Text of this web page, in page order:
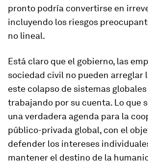
pronto podría convertirse en
incluyendo los riesgos
no lineal.
Está claro que el gobierno, las
sociedad civil no pueden arreglar
este colapso de sistemas
trabajando por su cuenta. Lo que
una verdadera agenda para la
público-privada global, con el
defender los intereses
mantener el destino de la